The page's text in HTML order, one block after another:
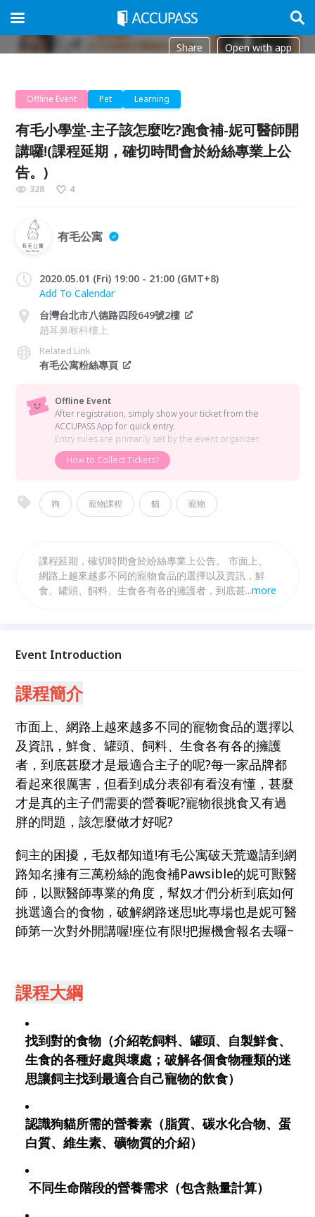
Share Open with app
Offline Event Pet Learning
有毛小學堂-主子該怎麼吃?跑食補-妮可醫師開
講囉!(課程延期，確切時間會於紛絲專業上公
告。)
328 4
有毛公寓
2020.05.01 (Fri) 19:00 - 21:00 (GMT+8)
Add To Calendar
台灣台北市八德路四段649號2樓
趙耳鼻喉科樓上
Related Link
有毛公寓粉絲專頁
Offline Event
After registration, simply show your ticket from the
ACCUPASS App for quick entry.
Entry rules are primarily set by the event organizer.
How to Collect Tickets?
狗 寵物課程 貓 寵物
課程延期，確切時間會於紛絲專業上公告。 市面上、
網路上越來越多不同的寵物食品的選擇以及資訊，鮮
食、罐頭、飼料、生食各有各的擁護者，到底甚麼才是
...more
Event Introduction
課程簡介
市面上、網路上越來越多不同的寵物食品的選擇以
及資訊，鮮食、罐頭、飼料、生食各有各的擁護
者，到底甚麼才是最適合主子的呢?每一家品牌都
看起來很厲害，但看到成分表卻有看沒有懂，甚麼
才是真的主子們需要的營養呢?寵物很挑食又有過
胖的問題，該怎麼做才好呢?
飼主的困擾，毛奴都知道!有毛公寓破天荒邀請到網
路知名擁有三萬粉絲的跑食補Pawsible的妮可獸醫
師，以獸醫師專業的角度，幫奴才們分析到底如何
挑選適合的食物，破解網路迷思!此專場也是妮可醫
師第一次對外開講喔!座位有限!把握機會報名去囉~
課程大綱
找到對的食物 （介紹乾飼料、罐頭、自製鮮食、
生食的各種好處與壞處；破解各個食物種類的迷
思讓飼主找到最適合自己寵物的飲食）
認識狗貓所需的營養素 （脂質、碳水化合物、蛋
白質、維生素、礦物質的介紹）
不同生命階段的營養需求（包含熱量計算）